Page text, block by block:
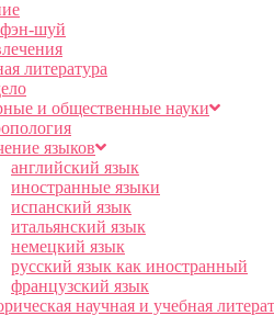
шуй
литература
и общественные науки
языков
английский язык
иностранные языки
испанский язык
итальянский язык
немецкий язык
русский язык как иностранный
французский язык
научная и учебная